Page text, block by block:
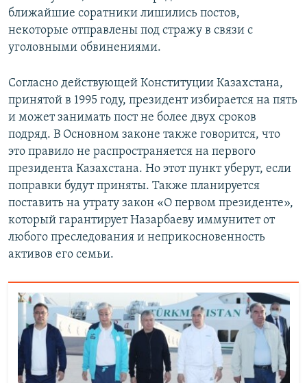
ближайшие соратники лишились постов,
некоторые отправлены под стражу в связи с
уголовными обвинениями.
Согласно действующей Конституции Казахстана,
принятой в 1995 году, президент избирается на пять
и может занимать пост не более двух сроков
подряд. В Основном законе также говорится, что
это правило не распространяется на первого
президента Казахстана. Но этот пункт уберут, если
поправки будут приняты. Также планируется
поставить на утрату закон «О первом президенте»,
который гарантирует Назарбаеву иммунитет от
любого преследования и неприкосновенность
активов его семьи.